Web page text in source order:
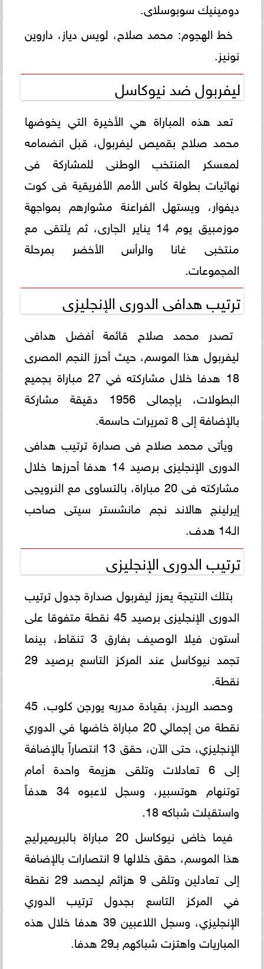
دومينيك سوبوسلاى.
خط الهجوم: محمد صلاح، لويس دياز، داروين
نونيز.
ليفربول ضد نيوكاسل
تعد هذه المباراة هي الأخيرة التي يخوضها
محمد صلاح بقميص ليفربول، قبل انضمامه
لمعسكر المنتخب الوطنى للمشاركة فى
نهائيات بطولة كأس الأمم الأفريقية فى كوت
ديفوار، ويستهل الفراعنة مشوارهم بمواجهة
موزمبيق يوم 14 يناير الجارى، ثم يلتقى مع
منتخبى غانا والرأس الأخضر بمرحلة
المجموعات.
ترتيب هدافى الدورى الإنجليزى
تصدر محمد صلاح قائمة أفضل هدافى
ليفربول هذا الموسم، حيث أحرز النجم المصرى
18 هدفا خلال مشاركته في 27 مباراة بجميع
البطولات، بإجمالى 1956 دقيقة مشاركة
بالإضافة إلى 8 تمريرات حاسمة.
ويأتى محمد صلاح فى صدارة ترتيب هدافى
الدورى الإنجليزى برصيد 14 هدفا أحرزها خلال
مشاركته فى 20 مباراة، بالتساوى مع النرويجى
إيرلينج هالاند نجم مانشستر سيتى صاحب
الـ14 هدف.
ترتيب الدورى الإنجليزى
بتلك النتيجة يعزز ليفربول صدارة جدول ترتيب
الدورى الإنجليزى برصيد 45 نقطة متفوقا على
أستون فيلا الوصيف بفارق 3 تنقاط، بينما
تجمد نيوكاسل عند المركز التاسع برصيد 29
نقطة.
وحصد الريدز، بقيادة مدربه يورجن كلوب، 45
نقطة من إجمالي 20 مباراة خاضها في الدوري
الإنجليزي، حتى الآن، حقق 13 انتصاراً بالإضافة
إلى 6 تعادلات وتلقى هزيمة واحدة أمام
توتنهام هوتسبير، وسجل لاعبوه 34 هدفاً
واستقبلت شباكه 18.
فيما خاض نيوكاسل 20 مباراة بالبريميرليج
هذا الموسم، حقق خلالها 9 انتصارات بالإضافة
إلى تعادلين وتلقى 9 هزائم ليحصد 29 نقطة
في المركز التاسع بجدول ترتيب الدوري
الإنجليزي، وسجل اللاعبين 39 هدفا خلال هذه
المباريات واهتزت شباكهم بـ29 هدفا.